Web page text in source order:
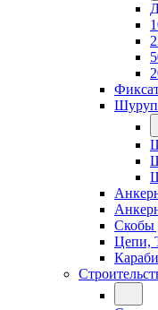
Скобы
Цепи,